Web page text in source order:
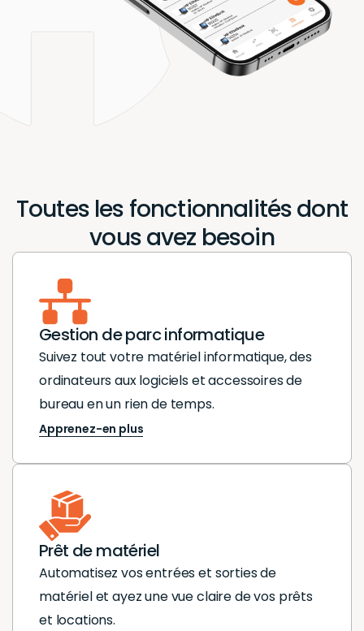
Toutes les fonctionnalités dont
vous avez besoin
Gestion de parc informatique
Suivez tout votre matériel informatique, des
ordinateurs aux logiciels et accessoires de
bureau en un rien de temps.
Apprenez-en plus
Prêt de matériel
Automatisez vos entrées et sorties de
matériel et ayez une vue claire de vos prêts
et locations.